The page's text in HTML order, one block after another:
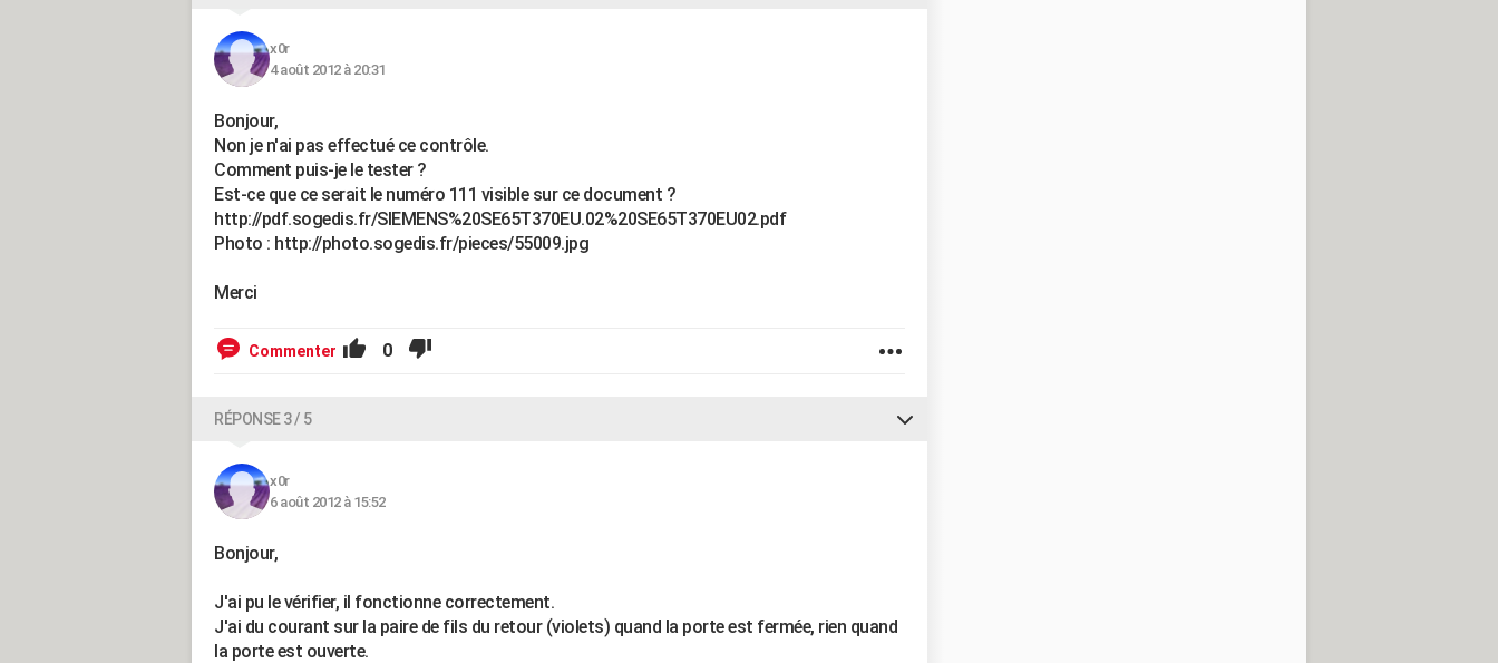
x0r
4 août 2012 à 20:31
Bonjour,
Non je n'ai pas effectué ce contrôle.
Comment puis-je le tester ?
Est-ce que ce serait le numéro 111 visible sur ce document ?
http://pdf.sogedis.fr/SIEMENS%20SE65T370EU.02%20SE65T370EU02.pdf
Photo : http://photo.sogedis.fr/pieces/55009.jpg
Merci
Commenter 0
RÉPONSE 3 / 5
x0r
6 août 2012 à 15:52
Bonjour,
J'ai pu le vérifier, il fonctionne correctement.
J'ai du courant sur la paire de fils du retour (violets) quand la porte est fermée, rien quand
la porte est ouverte.